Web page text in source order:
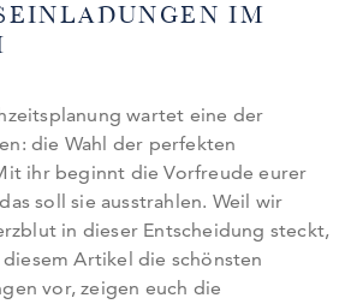
IM
wartet eine der
die Wahl der perfekten
ihr beginnt die Vorfreude eurer
soll sie ausstrahlen. Weil wir
in dieser Entscheidung steckt,
Artikel die schönsten
vor, zeigen euch die